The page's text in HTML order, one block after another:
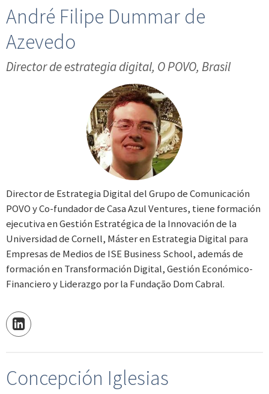
André Filipe Dummar de
Azevedo
Director de estrategia digital, O POVO, Brasil
Director de Estrategia Digital del Grupo de Comunicación
POVO y Co-fundador de Casa Azul Ventures, tiene formación
ejecutiva en Gestión Estratégica de la Innovación de la
Universidad de Cornell, Máster en Estrategia Digital para
Empresas de Medios de ISE Business School, además de
formación en Transformación Digital, Gestión Económico-
Financiero y Liderazgo por la Fundação Dom Cabral.
Concepción Iglesias